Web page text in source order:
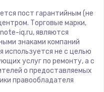
пост гарантийным (не
Торговые марки,
iq.ru, являются
знаками компаний
используется не с целью
услуг по ремонту, а с
о предоставляемых
правообладателя